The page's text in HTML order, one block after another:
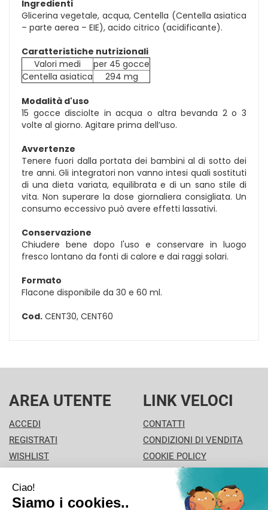
Ingredienti
Glicerina vegetale, acqua, Centella (Centella asiatica
– parte aerea – EIE), acido citrico (acidificante).
Caratteristiche nutrizionali
Valori medi
per 45 gocce
Centella asiatica
294 mg
Modalità d'uso
15 gocce disciolte in acqua o altra bevanda 2 o 3
volte al giorno. Agitare prima dell’uso.
Avvertenze
Tenere fuori dalla portata dei bambini al di sotto dei
tre anni. Gli integratori non vanno intesi quali sostituti
di una dieta variata, equilibrata e di un sano stile di
vita. Non superare la dose giornaliera consigliata. Un
consumo eccessivo può avere effetti lassativi.
Conservazione
Chiudere bene dopo l'uso e conservare in luogo
fresco lontano da fonti di calore e dai raggi solari.
Formato
Flacone disponibile da 30 e 60 ml.
Cod. CENT30, CENT60
AREA UTENTE
ACCEDI
REGISTRATI
WISHLIST
NEWSLETTER
LINK VELOCI
CONTATTI
CONDIZIONI DI VENDITA
COOKIE POLICY
MODALITÀ DI PAGAMENTO
INFORMATIVA PRIVACY